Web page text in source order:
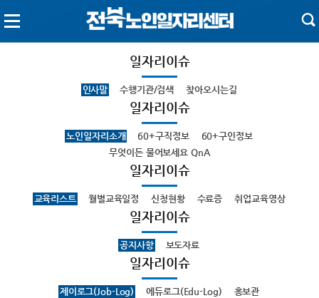
일자리이슈
인사말 수행기관/검색 찾아오시는길
일자리이슈
노인일자리소개 60+구직정보
60+구인정보
무엇이든 물어보세요 QnA
일자리이슈
교육리스트 월별교육일정 신청현황 수료증 취업교육영상
일자리이슈
공지사항 보도자료
일자리이슈
제이로그(Job-Log) 에듀로그(Edu-Log) 홍보관